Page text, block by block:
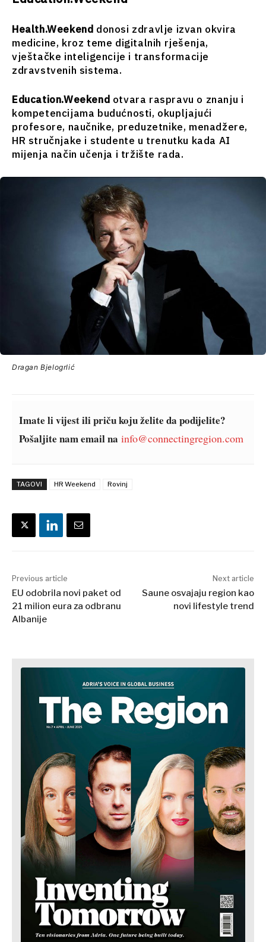
Health.Weekend donosi zdravlje izvan okvira
medicine, kroz teme digitalnih rješenja,
vještačke inteligencije i transformacije
zdravstvenih sistema.
Education.Weekend otvara raspravu o znanju i
kompetencijama budućnosti, okupljajući
profesore, naučnike, preduzetnike, menadžere,
HR stručnjake i studente u trenutku kada AI
mijenja način učenja i tržište rada.
Dragan Bjelogrlić
Imate li vijest ili priču koju želite da podijelite?
Pošaljite nam email na info@connectingregion.com
TAGOVI HR Weekend Rovinj
Previous article
EU odobrila novi paket od
21 milion eura za odbranu
Albanije
Next article
Saune osvajaju region kao
novi lifestyle trend